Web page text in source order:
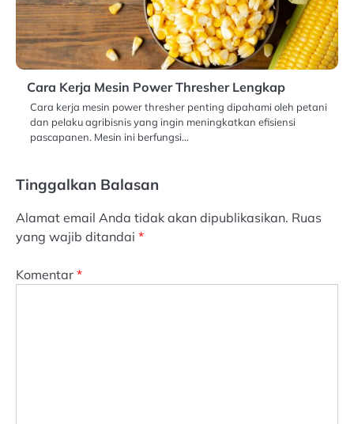
Cara Kerja Mesin Power Thresher Lengkap
Cara kerja mesin power thresher penting dipahami oleh petani
dan pelaku agribisnis yang ingin meningkatkan efisiensi
pascapanen. Mesin ini berfungsi…
Tinggalkan Balasan
Alamat email Anda tidak akan dipublikasikan. Ruas
yang wajib ditandai *
Komentar *